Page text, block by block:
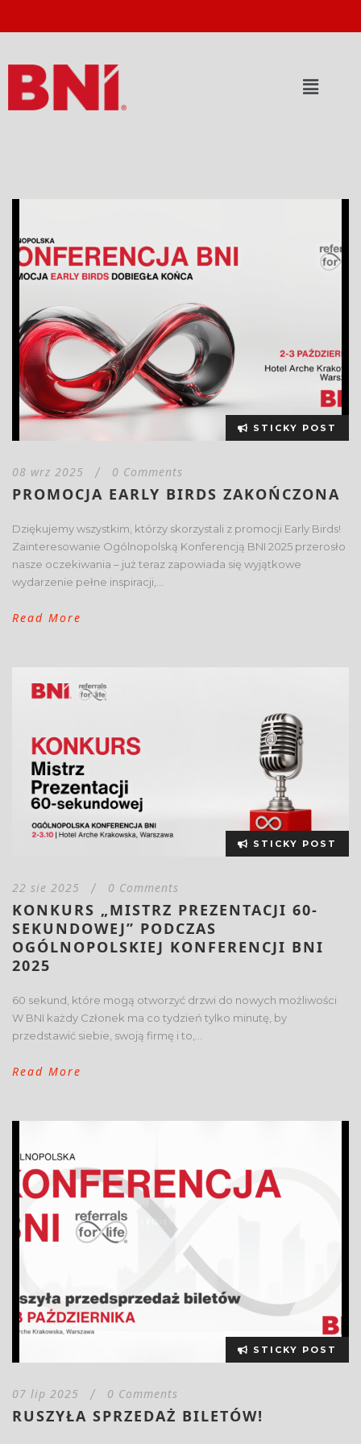
STICKY POST
08 wrz 2025 / 0 Comments
PROMOCJA EARLY BIRDS ZAKOŃCZONA
Dziękujemy wszystkim, którzy skorzystali z promocji Early Birds!
Zainteresowanie Ogólnopolską Konferencją BNI 2025 przerosło
nasze oczekiwania – już teraz zapowiada się wyjątkowe
wydarzenie pełne inspiracji,...
Read More
STICKY POST
22 sie 2025 / 0 Comments
KONKURS „MISTRZ PREZENTACJI 60-
SEKUNDOWEJ” PODCZAS
OGÓLNOPOLSKIEJ KONFERENCJI BNI
2025
60 sekund, które mogą otworzyć drzwi do nowych możliwości
W BNI każdy Członek ma co tydzień tylko minutę, by
przedstawić siebie, swoją firmę i to,...
Read More
STICKY POST
07 lip 2025 / 0 Comments
RUSZYŁA SPRZEDAŻ BILETÓW!